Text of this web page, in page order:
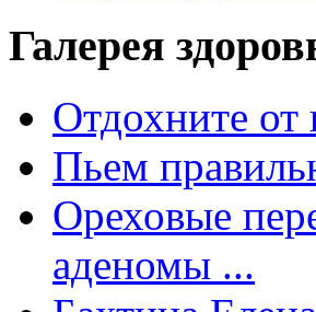
Галерея
Отдохните от
Пьем
Ореховые
аденомы ...